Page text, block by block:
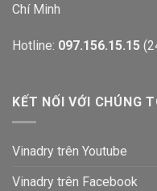
Chí Minh
Hotline: 097.156.15.15
KẾT NỐI VỚI CHÚNG
Vinadry trên Youtube
Vinadry trên Facebook